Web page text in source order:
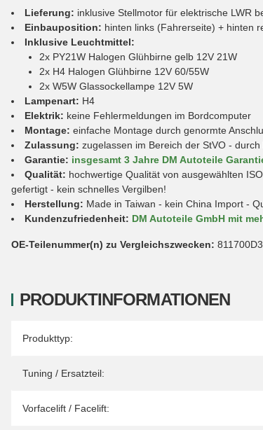
PRODUKTINFORMATIONEN
Produkteigenschaft
Wert
Produkttyp:
Tuning / Ersatzteil:
Vorfacelift / Facelift:
Lieferung: inklusive Stellmotor für elektrische LWR
Einbauposition: hinten links (Fahrerseite) + hinten
Inklusive Leuchtmittel:
2x PY21W Halogen Glühbirne gelb 12V 21W
2x H4 Halogen Glühbirne 12V 60/55W
2x W5W Glassockellampe 12V 5W
Lampenart: H4
Elektrik: keine Fehlermeldungen im Bordcomputer
Montage: einfache Montage durch genormte
Zulassung: zugelassen im Bereich der StVO - durch
Garantie: insgesamt 3 Jahre DM Autoteile
Qualität: hochwertige Qualität von ausgewählten
gefertigt - kein schnelles Vergilben!
Herstellung: Made in Taiwan - kein China Import -
Kundenzufriedenheit: DM Autoteile GmbH mit
OE-Teilenummer(n) zu Vergleichszwecken: